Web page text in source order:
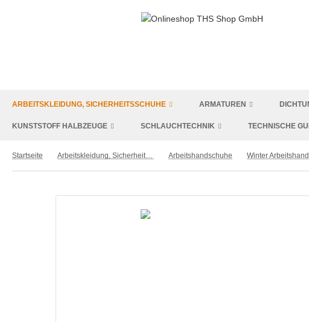
ARBEITSKLEIDUNG, SICHERHEITSSCHUHE ARMATUREN
KUNSTSTOFF HALBZEUGE SCHLAUCHTECHNIK TECHNISCHE
Startseite Arbeitskleidung, Sicherheitsschuhe Arbeitshandschuhe Winter